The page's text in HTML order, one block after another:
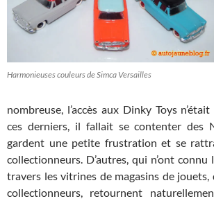
Harmonieuses couleurs de Simca Versailles
nombreuse, l’accès aux Dinky Toys
ces derniers, il fallait se contenter des
gardent une petite frustration et se
collectionneurs. D’autres, qui n’ont connu
travers les vitrines de magasins de
collectionneurs, retournent